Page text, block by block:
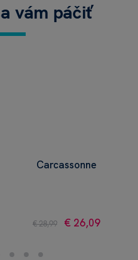
vám páčiť
Carcassonne
€ 28,99 € 26,09